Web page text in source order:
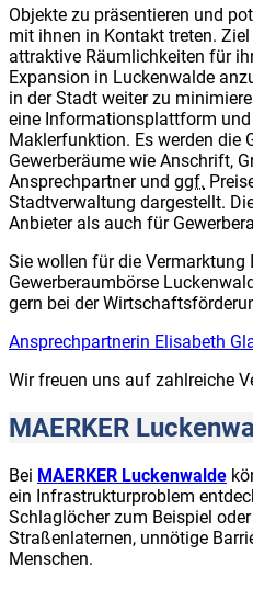
Objekte zu präsentieren und
mit ihnen in Kontakt treten.
attraktive Räumlichkeiten für
Expansion in Luckenwalde
in der Stadt weiter zu
eine Informationsplattform
Maklerfunktion. Es werden die
Gewerberäume wie Anschrift,
Ansprechpartner und ggf.
Stadtverwaltung dargestellt.
Anbieter als auch für
Sie wollen für die Vermarktung
Gewerberaumbörse
gern bei der
Ansprechpartnerin Elisabeth
Wir freuen uns auf zahlreiche
MAERKER
Bei MAERKER Luckenwalde
ein Infrastrukturproblem
Schlaglöcher zum Beispiel
Straßenlaternen, unnötige
Menschen.